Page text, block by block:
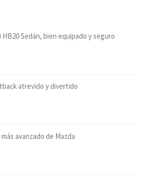
HB20 Sedán, bien equipado y seguro
atrevido y divertido
más avanzado de Mazda